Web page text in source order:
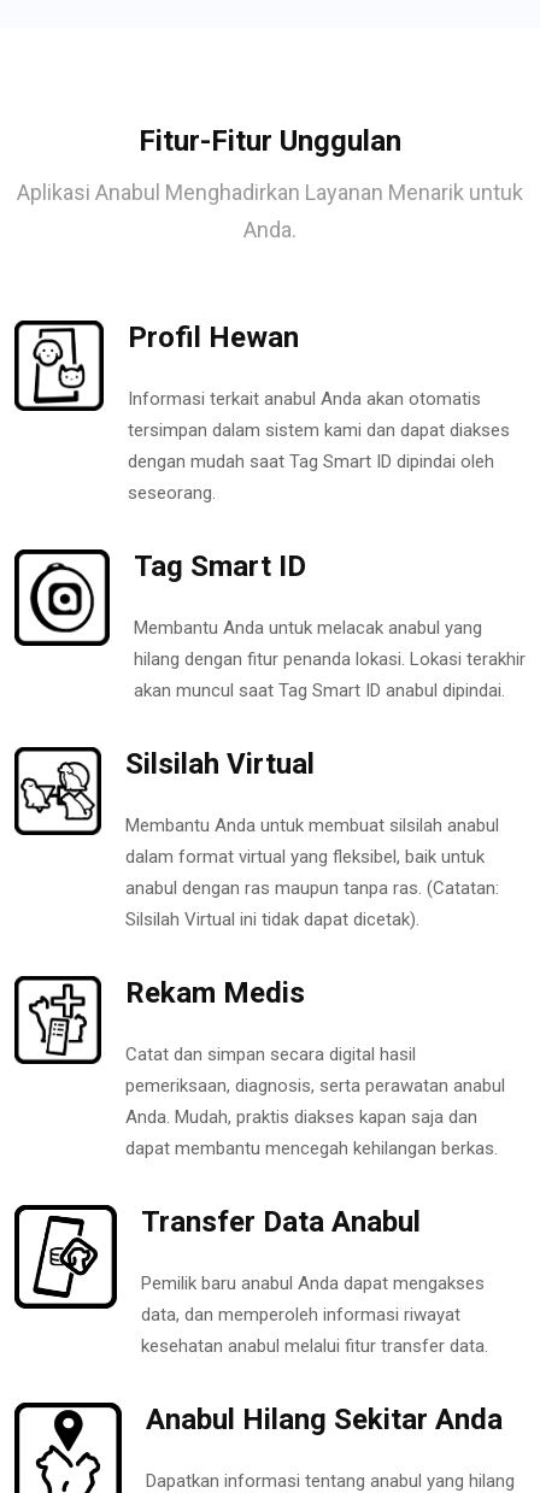
Fitur-Fitur Unggulan
Aplikasi Anabul Menghadirkan Layanan Menarik untuk
Anda.
Profil Hewan
Informasi terkait anabul Anda akan otomatis
tersimpan dalam sistem kami dan dapat diakses
dengan mudah saat Tag Smart ID dipindai oleh
seseorang.
Tag Smart ID
Membantu Anda untuk melacak anabul yang
hilang dengan fitur penanda lokasi. Lokasi terakhir
akan muncul saat Tag Smart ID anabul dipindai.
Silsilah Virtual
Membantu Anda untuk membuat silsilah anabul
dalam format virtual yang fleksibel, baik untuk
anabul dengan ras maupun tanpa ras. (Catatan:
Silsilah Virtual ini tidak dapat dicetak).
Rekam Medis
Catat dan simpan secara digital hasil
pemeriksaan, diagnosis, serta perawatan anabul
Anda. Mudah, praktis diakses kapan saja dan
dapat membantu mencegah kehilangan berkas.
Transfer Data Anabul
Pemilik baru anabul Anda dapat mengakses
data, dan memperoleh informasi riwayat
kesehatan anabul melalui fitur transfer data.
Anabul Hilang Sekitar Anda
Dapatkan informasi tentang anabul yang hilang